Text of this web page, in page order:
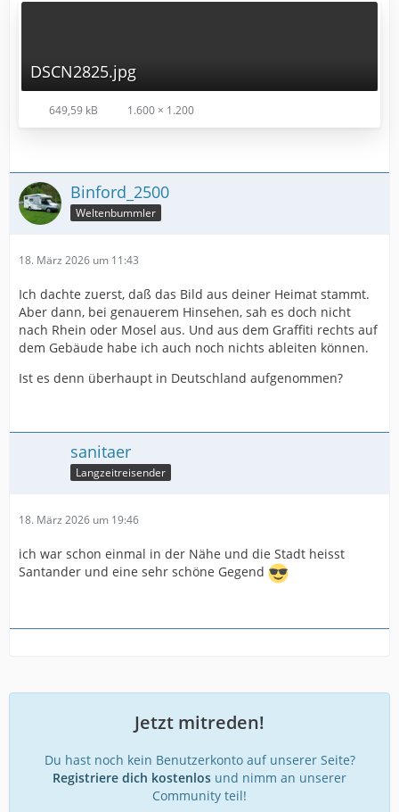
DSCN2825.jpg
649,59 kB 1.600 × 1.200
Binford_2500
Weltenbummler
18. März 2026 um 11:43
Ich dachte zuerst, daß das Bild aus deiner Heimat stammt.
Aber dann, bei genauerem Hinsehen, sah es doch nicht
nach Rhein oder Mosel aus. Und aus dem Graffiti rechts auf
dem Gebäude habe ich auch noch nichts ableiten können.
Ist es denn überhaupt in Deutschland aufgenommen?
sanitaer
Langzeitreisender
18. März 2026 um 19:46
ich war schon einmal in der Nähe und die Stadt heisst
Santander und eine sehr schöne Gegend
Jetzt mitreden!
Du hast noch kein Benutzerkonto auf unserer Seite?
Registriere dich kostenlos und nimm an unserer
Community teil!